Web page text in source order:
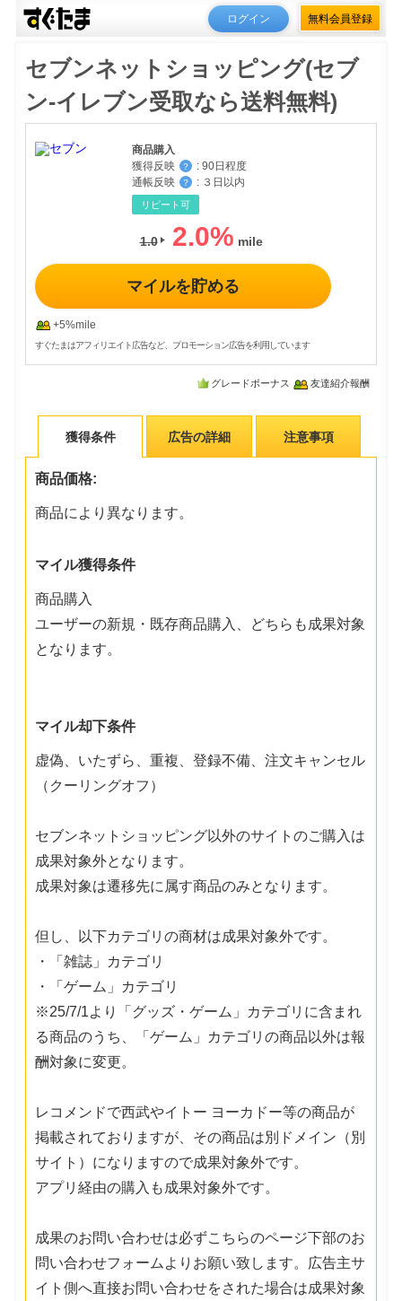
ログイン 無料会員登録
セブンネットショッピング(セブ
ン-イレブン受取なら送料無料)
商品購入
獲得反映
？ : 90日程度
通帳反映
？ : ３日以内
リピート可
1.0 2.0%
マイルを貯める
+5%mile
すぐたまはアフィリエイト広告など、プロモーション広告を利用しています
グレードボーナス 友達紹介報酬
獲得条件 広告の詳細 注意事項
商品価格:
商品により異なります。
マイル獲得条件
商品購入
ユーザーの新規・既存商品購入、どちらも成果対象
となります。
マイル却下条件
虚偽、いたずら、重複、登録不備、注文キャンセル
（クーリングオフ）
セブンネットショッピング以外のサイトのご購入は
成果対象外となります。
成果対象は遷移先に属す商品のみとなります。
但し、以下カテゴリの商材は成果対象外です。
・「雑誌」カテゴリ
・「ゲーム」カテゴリ
※25/7/1より「グッズ・ゲーム」カテゴリに含まれ
る商品のうち、「ゲーム」カテゴリの商品以外は報
酬対象に変更。
レコメンドで西武やイトー ヨーカドー等の商品が
掲載されておりますが、その商品は別ドメイン（別
サイト）になりますので成果対象外です。
アプリ経由の購入も成果対象外です。
成果のお問い合わせは必ずこちらのページ下部のお
問い合わせフォームよりお願い致します。広告主サ
イト側へ直接お問い合わせをされた場合は成果対象